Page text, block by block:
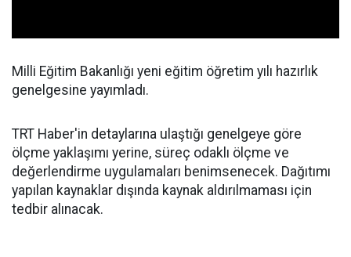
Milli Eğitim Bakanlığı yeni eğitim öğretim yılı hazırlık
genelgesine yayımladı.
TRT Haber'in detaylarına ulaştığı genelgeye göre
ölçme yaklaşımı yerine, süreç odaklı ölçme ve
değerlendirme uygulamaları benimsenecek. Dağıtımı
yapılan kaynaklar dışında kaynak aldırılmaması için
tedbir alınacak.